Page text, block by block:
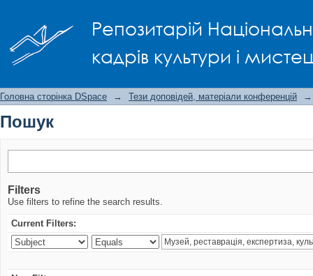
Репозитарій
кадрів культури і
Головна сторінка DSpace → Тези доповідей, матеріали конференцій →
Пошук
Filters
Use filters to refine the search results.
Current Filters: